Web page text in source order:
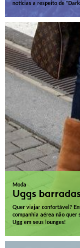
notícias a respeito de
Moda
Uggs
Quer viajar confortável?
companhia aérea não quer
Ugg em seus lounges!